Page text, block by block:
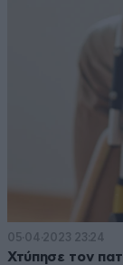
05·04·2023 23:24
Χτύπησε τον